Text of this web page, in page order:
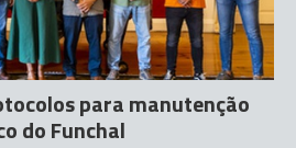
para manutenção
do Funchal